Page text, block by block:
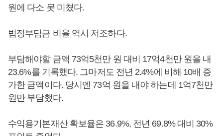
원에 다소 못 미쳤다.
법정부담금 비율 역시 저조하다.
부담해야할 금액 73억5천만 원 대비 17억4천만 원을 내
23.6%를 기록했다. 그마저도 전년 2.4%에 비해 10배 증
가한 금액이다. 당시엔 73억 원을 내야 하는데 1억7천만
원만 부담했다.
수익용기본재산 확보율은 36.9%, 전년 69.8% 대비 30%